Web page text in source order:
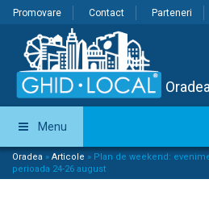
Promovare Contact Parteneri
Oradea
Menu
Oradea » Articole » Plan de weekend:
perioada 24-26 august